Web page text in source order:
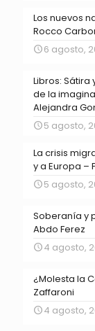
Los nuevos
Rocco
6 agosto,
Libros:
de la
Alejandra
5 agosto,
La crisis
y a Europa –
5 agosto,
Soberanía y
Abdo Ferez
4 agosto,
¿Molesta la
Zaffaroni
4 agosto,